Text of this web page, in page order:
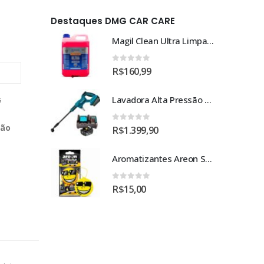
Destaques DMG CAR CARE
Magil Clean Ultra Limpador AutoClean Uso Geral 5L
0 out of 5
R$160,99
Lavadora Alta Pressão Bateria 18v 1bat 3a Makita Dhw180zc
0 out of 5
R$1.399,90
Aromatizantes Areon Smile Black Crystal (1un)
0 out of 5
R$15,00